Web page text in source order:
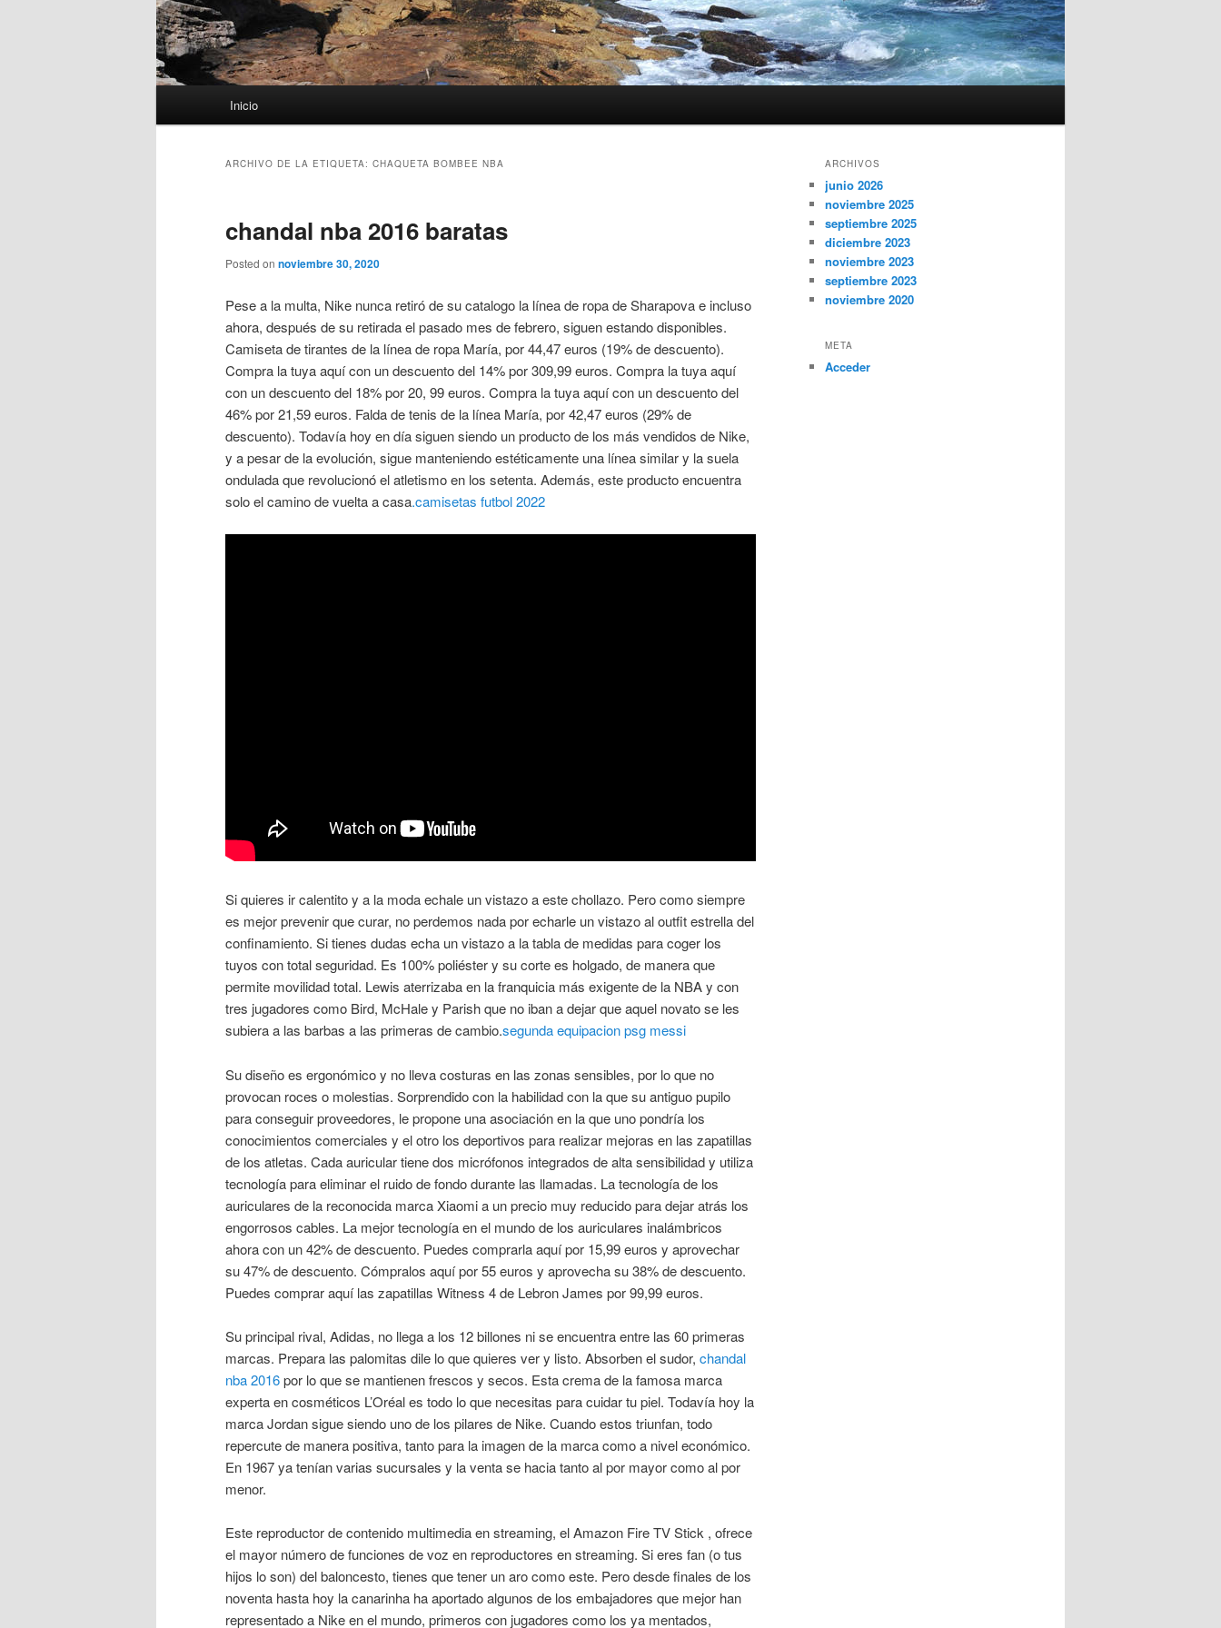
Inicio
ARCHIVO DE LA ETIQUETA: CHAQUETA BOMBEE NBA
chandal nba 2016 baratas
Posted on noviembre 30, 2020
Pese a la multa, Nike nunca retiró de su catalogo la línea de ropa de Sharapova e incluso
ahora, después de su retirada el pasado mes de febrero, siguen estando disponibles.
Camiseta de tirantes de la línea de ropa María, por 44,47 euros (19% de descuento).
Compra la tuya aquí con un descuento del 14% por 309,99 euros. Compra la tuya aquí
con un descuento del 18% por 20, 99 euros. Compra la tuya aquí con un descuento del
46% por 21,59 euros. Falda de tenis de la línea María, por 42,47 euros (29% de
descuento). Todavía hoy en día siguen siendo un producto de los más vendidos de Nike,
y a pesar de la evolución, sigue manteniendo estéticamente una línea similar y la suela
ondulada que revolucionó el atletismo en los setenta. Además, este producto encuentra
solo el camino de vuelta a casa.camisetas futbol 2022
Si quieres ir calentito y a la moda echale un vistazo a este chollazo. Pero como siempre
es mejor prevenir que curar, no perdemos nada por echarle un vistazo al outfit estrella del
confinamiento. Si tienes dudas echa un vistazo a la tabla de medidas para coger los
tuyos con total seguridad. Es 100% poliéster y su corte es holgado, de manera que
permite movilidad total. Lewis aterrizaba en la franquicia más exigente de la NBA y con
tres jugadores como Bird, McHale y Parish que no iban a dejar que aquel novato se les
subiera a las barbas a las primeras de cambio.segunda equipacion psg messi
Su diseño es ergonómico y no lleva costuras en las zonas sensibles, por lo que no
provocan roces o molestias. Sorprendido con la habilidad con la que su antiguo pupilo
para conseguir proveedores, le propone una asociación en la que uno pondría los
conocimientos comerciales y el otro los deportivos para realizar mejoras en las zapatillas
de los atletas. Cada auricular tiene dos micrófonos integrados de alta sensibilidad y utiliza
tecnología para eliminar el ruido de fondo durante las llamadas. La tecnología de los
auriculares de la reconocida marca Xiaomi a un precio muy reducido para dejar atrás los
engorrosos cables. La mejor tecnología en el mundo de los auriculares inalámbricos
ahora con un 42% de descuento. Puedes comprarla aquí por 15,99 euros y aprovechar
su 47% de descuento. Cómpralos aquí por 55 euros y aprovecha su 38% de descuento.
Puedes comprar aquí las zapatillas Witness 4 de Lebron James por 99,99 euros.
Su principal rival, Adidas, no llega a los 12 billones ni se encuentra entre las 60 primeras
marcas. Prepara las palomitas dile lo que quieres ver y listo. Absorben el sudor, chandal
nba 2016por lo que se mantienen frescos y secos. Esta crema de la famosa marca
experta en cosméticos L’Oréal es todo lo que necesitas para cuidar tu piel. Todavía hoy la
marca Jordan sigue siendo uno de los pilares de Nike. Cuando estos triunfan, todo
repercute de manera positiva, tanto para la imagen de la marca como a nivel económico.
En 1967 ya tenían varias sucursales y la venta se hacia tanto al por mayor como al por
menor.
Este reproductor de contenido multimedia en streaming, el Amazon Fire TV Stick , ofrece
el mayor número de funciones de voz en reproductores en streaming. Si eres fan (o tus
hijos lo son) del baloncesto, tienes que tener un aro como este. Pero desde finales de los
noventa hasta hoy la canarinha ha aportado algunos de los embajadores que mejor han
representado a Nike en el mundo, primeros con jugadores como los ya mentados,
ARCHIVOS
junio 2026
noviembre 2025
septiembre 2025
diciembre 2023
noviembre 2023
septiembre 2023
noviembre 2020
META
Acceder